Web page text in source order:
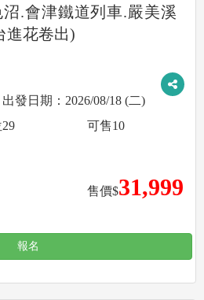
.會津鐵道列車.嚴美溪
進花卷出)
2026/08/18 (二)
售價$31,999
29 可售10
報名